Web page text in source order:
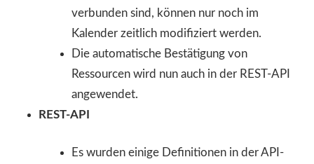
verbunden sind, können nur noch im
Kalender zeitlich modifiziert werden.
Die automatische Bestätigung von
Ressourcen wird nun auch in der REST-API
angewendet.
REST-API
Es wurden einige Definitionen in der API-